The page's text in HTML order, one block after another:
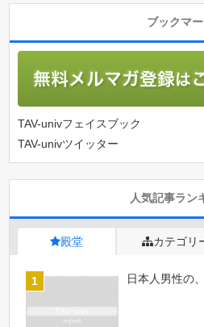
ブックマ
TAV-univフェイスブック
TAV-univツイッター
人気記事ラン
殿堂 カテゴリ
日本人男性の